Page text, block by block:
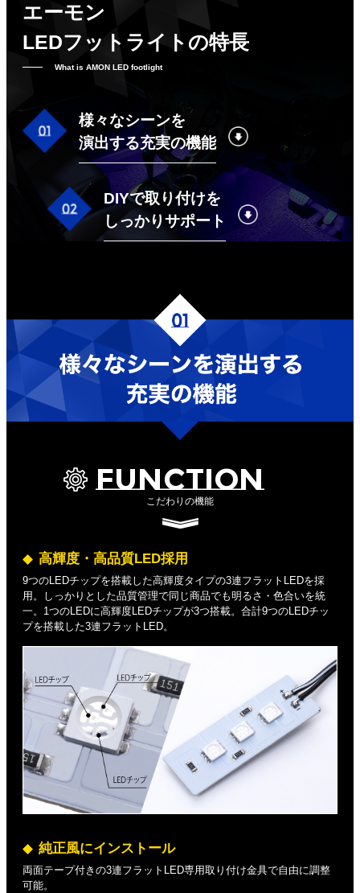
エーモン
LEDフットライトの特長
What is AMON LED footlight
様々なシーンを
演出する充実の機能
DIYで取り付けを
しっかりサポート
FUNCTION
こだわりの機能
高輝度・高品質LED採用
9つのLEDチップを搭載した高輝度タイプの3連フラットLEDを採
用。しっかりとした品質管理で同じ商品でも明るさ・色合いを統
一。1つのLEDに高輝度LEDチップが3つ搭載。合計9つのLEDチッ
プを搭載した3連フラットLED。
純正風にインストール
両面テープ付きの3連フラットLED専用取り付け金具で自由に調整
可能。